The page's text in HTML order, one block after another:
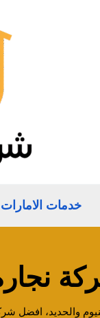
خدمات الامارات
والحديد، افضل